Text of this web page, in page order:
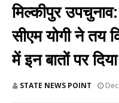
मिल्कीपुर
सीएम योगी ने तय
में इन बातों पर
STATE NEWS POINT